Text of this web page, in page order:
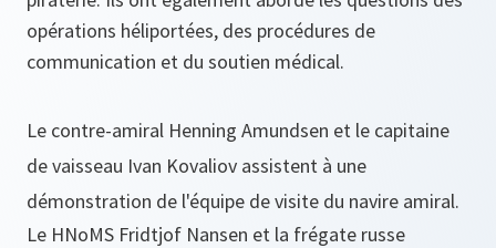
opérations héliportées, des procédures de
communication et du soutien médical.
Le contre-amiral Henning Amundsen et le capitaine
de vaisseau Ivan Kovaliov assistent à une
démonstration de l'équipe de visite du navire amiral.
Le HNoMS Fridtjof Nansen et la frégate russe